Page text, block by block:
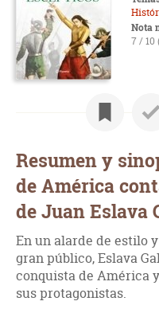
Nota
7 / 10
Resumen y
de América
de Juan Eslava
En un alarde de estilo
gran público, Eslava
conquista de América
sus protagonistas.